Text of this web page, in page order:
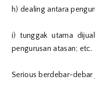
h) dealing antara
i) tunggak utama
pengurusan atasan; etc.
Serious berdebar-debar